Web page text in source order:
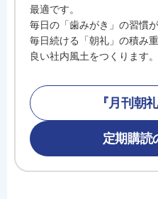
最適です。
毎日の「歯みがき」の習慣
毎日続ける「朝礼」の積み
良い社内風土をつくります。
『月刊朝
定期購読